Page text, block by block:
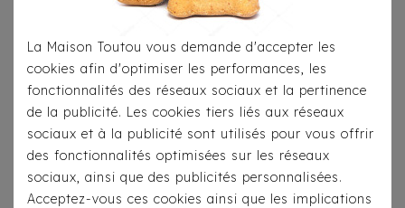
La Maison Toutou vous demande d'accepter les
cookies afin d'optimiser les performances, les
fonctionnalités des réseaux sociaux et la pertinence
de la publicité. Les cookies tiers liés aux réseaux
sociaux et à la publicité sont utilisés pour vous offrir
des fonctionnalités optimisées sur les réseaux
sociaux, ainsi que des publicités personnalisées.
Acceptez-vous ces cookies ainsi que les implications